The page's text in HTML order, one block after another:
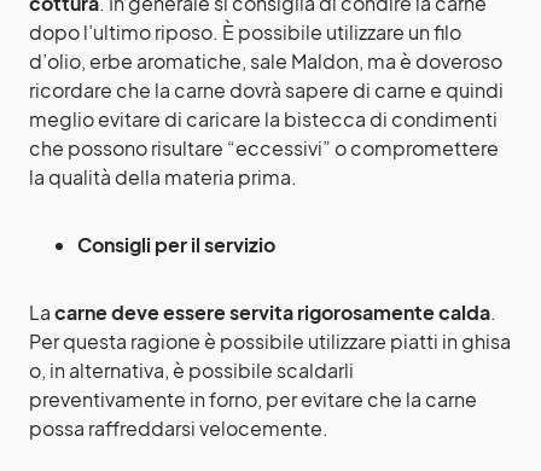
dopo l’ultimo riposo. È possibile utilizzare un filo
d’olio, erbe aromatiche, sale Maldon, ma è doveroso
ricordare che la carne dovrà sapere di carne e quindi
meglio evitare di caricare la bistecca di condimenti
che possono risultare “eccessivi” o compromettere
la qualità della materia prima.
Consigli per il servizio
Lacarne deve essere servita rigorosamente calda.
Per questa ragione è possibile utilizzare piatti in ghisa
o, in alternativa, è possibile scaldarli
preventivamente in forno, per evitare che la carne
possa raffreddarsi velocemente.